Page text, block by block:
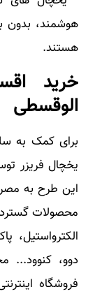
هوشمند، بدون
هستند.
خرید
الوقسطی
برای کمک به
یخچال فریزر
این طرح به
محصولات
الکترواستیل،
دوو، کنوود...
فروشگاه